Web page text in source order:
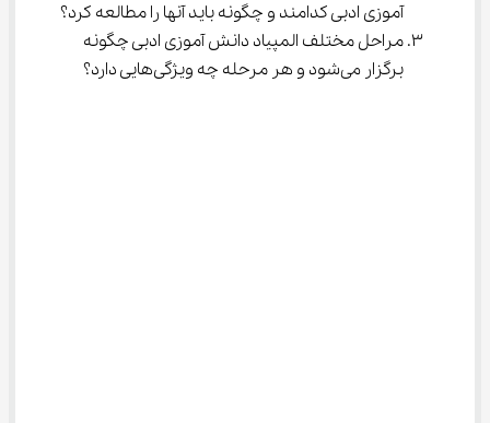
آموزی ادبی کدامند و چگونه باید آنها را مطالعه کرد؟
مراحل مختلف المپیاد دانش آموزی ادبی چگونه
برگزار می‌شود و هر مرحله چه ویژگی‌هایی دارد؟